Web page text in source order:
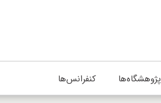
پژوهشگاه‌ها کنفرانس‌ها